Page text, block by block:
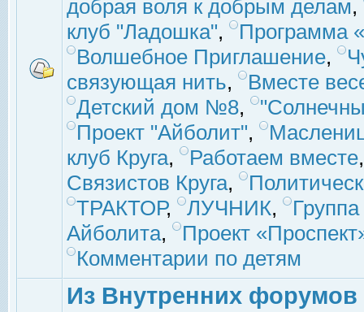
добрая воля к добрым делам,
клуб "Ладошка",
Программа
Волшебное Приглашение,
связующая нить,
Вместе
Детский дом №8,
Проект "Айболит",
клуб Круга, Работаем вместе
Связистов Круга,
ТРАКТОР, ЛУЧНИК,
Айболита,
Проект
Комментарии по детям
Из Внутренних форумов